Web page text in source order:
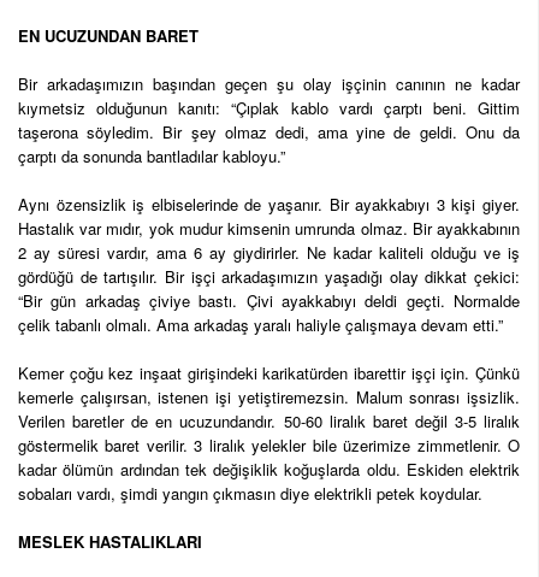
EN UCUZUNDAN BARET
Bir arkadaşımızın başından geçen şu olay işçinin canının ne kadar
kıymetsiz olduğunun kanıtı: “Çıplak kablo vardı çarptı beni. Gittim
taşerona söyledim. Bir şey olmaz dedi, ama yine de geldi. Onu da
çarptı da sonunda bantladılar kabloyu.”
Aynı özensizlik iş elbiselerinde de yaşanır. Bir ayakkabıyı 3 kişi giyer.
Hastalık var mıdır, yok mudur kimsenin umrunda olmaz. Bir ayakkabının
2 ay süresi vardır, ama 6 ay giydirirler. Ne kadar kaliteli olduğu ve iş
gördüğü de tartışılır. Bir işçi arkadaşımızın yaşadığı olay dikkat çekici:
“Bir gün arkadaş çiviye bastı. Çivi ayakkabıyı deldi geçti. Normalde
çelik tabanlı olmalı. Ama arkadaş yaralı haliyle çalışmaya devam etti.”
Kemer çoğu kez inşaat girişindeki karikatürden ibarettir işçi için. Çünkü
kemerle çalışırsan, istenen işi yetiştiremezsin. Malum sonrası işsizlik.
Verilen baretler de en ucuzundandır. 50-60 liralık baret değil 3-5 liralık
göstermelik baret verilir. 3 liralık yelekler bile üzerimize zimmetlenir. O
kadar ölümün ardından tek değişiklik koğuşlarda oldu. Eskiden elektrik
sobaları vardı, şimdi yangın çıkmasın diye elektrikli petek koydular.
MESLEK HASTALIKLARI